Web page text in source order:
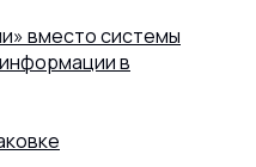
вместо системы
в